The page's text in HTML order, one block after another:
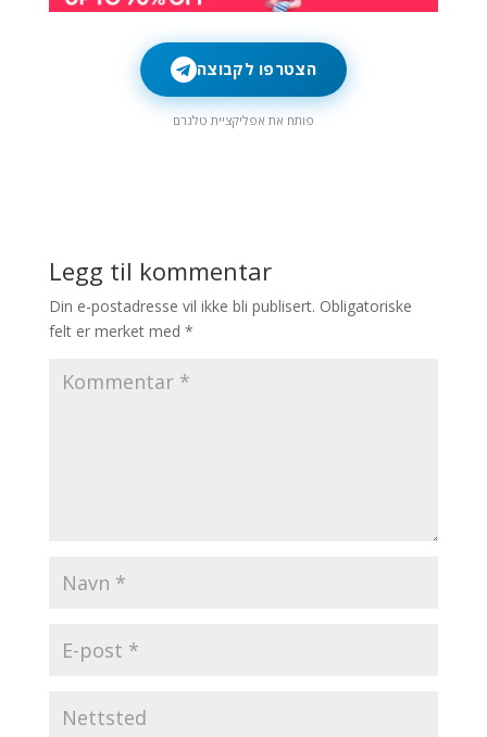
הצטרפו לקבוצה
פותח את אפליקציית טלגרם
Legg til kommentar
Din e-postadresse vil ikke bli publisert. Obligatoriske
felt er merket med *